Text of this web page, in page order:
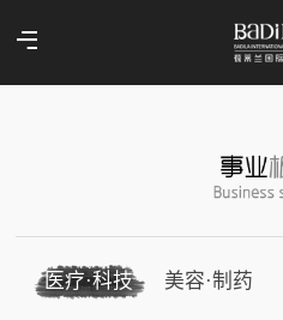
医疗·科技 美容·制药